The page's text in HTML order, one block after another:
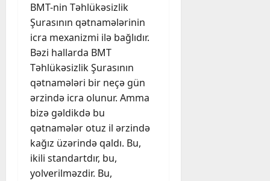
BMT-nin Təhlükəsizlik
Şurasının qətnamələrinin
icra mexanizmi ilə bağlıdır.
Bəzi hallarda BMT
Təhlükəsizlik Şurasının
qətnamələri bir neçə gün
ərzində icra olunur. Amma
bizə gəldikdə bu
qətnamələr otuz il ərzində
kağız üzərində qaldı. Bu,
ikili standartdır, bu,
yolverilməzdir. Bu,